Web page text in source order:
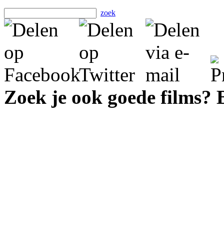
zoek
Zoek je ook goede films?